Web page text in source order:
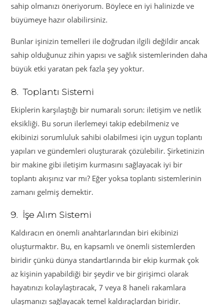
sahip olmanızı öneriyorum. Böylece en iyi halinizde ve
büyümeye hazır olabilirsiniz.
Bunlar işinizin temelleri ile doğrudan ilgili değildir ancak
sahip olduğunuz zihin yapısı ve sağlık sistemlerinden daha
büyük etki yaratan pek fazla şey yoktur.
8. Toplantı Sistemi
Ekiplerin karşılaştığı bir numaralı sorun: iletişim ve netlik
eksikliği. Bu sorun ilerlemeyi takip edebilmeniz ve
ekibinizi sorumluluk sahibi olabilmesi için uygun toplantı
yapıları ve gündemleri oluşturarak çözülebilir. Şirketinizin
bir makine gibi iletişim kurmasını sağlayacak iyi bir
toplantı akışınız var mı? Eğer yoksa toplantı sistemlerinin
zamanı gelmiş demektir.
9. İşe Alım Sistemi
Kaldıracın en önemli anahtarlarından biri ekibinizi
oluşturmaktır. Bu, en kapsamlı ve önemli sistemlerden
biridir çünkü dünya standartlarında bir ekip kurmak çok
az kişinin yapabildiği bir şeydir ve bir girişimci olarak
hayatınızı kolaylaştıracak, 7 veya 8 haneli rakamlara
ulaşmanızı sağlayacak temel kaldıraçlardan biridir.